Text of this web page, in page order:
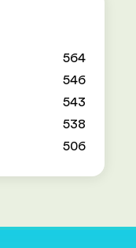
564
546
543
538
506